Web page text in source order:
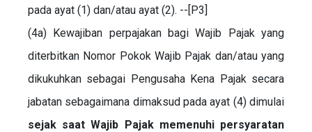
pada ayat (1) dan/atau ayat (2). --[P3]
(4a) Kewajiban perpajakan bagi Wajib Pajak yang
diterbitkan Nomor Pokok Wajib Pajak dan/atau yang
dikukuhkan sebagai Pengusaha Kena Pajak secara
jabatan sebagaimana dimaksud pada ayat (4) dimulai
sejak saat Wajib Pajak memenuhi persyaratan